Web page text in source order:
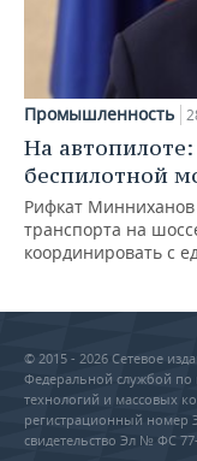
Промышленность
На
беспилотной
Рифкат
транспорта на
координировать с
© 2015 - 2026 Сетевое
Федеральной службой по
технологий и массовых
регистрационный номер
свидетельство Эл № ФС